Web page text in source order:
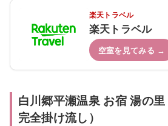
楽天トラベル
楽天トラベル
空室を見てみる →
白川郷平瀬温泉 お宿 湯の
完全掛け流し）